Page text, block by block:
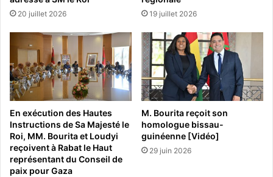
20 juillet 2026 19 juillet 2026
En exécution des Hautes
Instructions de Sa Majesté le
Roi, MM. Bourita et Loudyi
reçoivent à Rabat le Haut
représentant du Conseil de
paix pour Gaza
M. Bourita reçoit son
homologue bissau-
guinéenne [Vidéo]
29 juin 2026